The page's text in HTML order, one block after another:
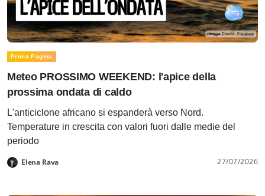
Prima Pagina
Meteo PROSSIMO WEEKEND: l'apice della
prossima ondata di caldo
L'anticiclone africano si espanderà verso Nord.
Temperature in crescita con valori fuori dalle medie del
periodo
Elena Rava 27/07/2026